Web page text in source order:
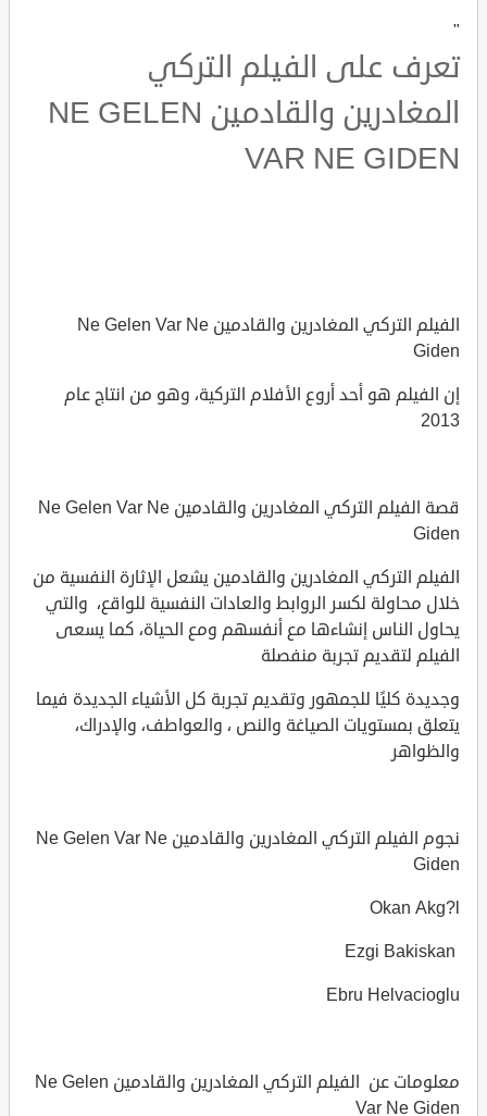
"
تعرف على الفيلم التركي
المغادرين والقادمين NE GELEN
VAR NE GIDEN
الفيلم التركي المغادرين والقادمين Ne Gelen Var Ne
Giden
إن الفيلم هو أحد أروع الأفلام التركية، وهو من انتاج عام
2013
قصة الفيلم التركي المغادرين والقادمين Ne Gelen Var Ne
Giden
الفيلم التركي المغادرين والقادمين يشعل الإثارة النفسية من
خلال محاولة لكسر الروابط والعادات النفسية للواقع، والتي
يحاول الناس إنشاءها مع أنفسهم ومع الحياة، كما يسعى
الفيلم لتقديم تجربة منفصلة
وجديدة كليًا للجمهور وتقديم تجربة كل الأشياء الجديدة فيما
يتعلق بمستويات الصياغة والنص ، والعواطف، والإدراك،
والظواهر
نجوم الفيلم التركي المغادرين والقادمين Ne Gelen Var Ne
Giden
Okan Akg?l
Ebru Helvacioglu
معلومات عن الفيلم التركي المغادرين والقادمين Ne Gelen
Var Ne Giden